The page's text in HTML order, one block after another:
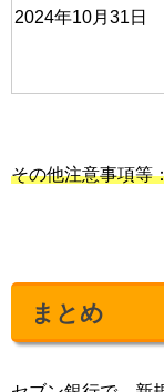
2024年10月31日
その他注意事項等
まとめ